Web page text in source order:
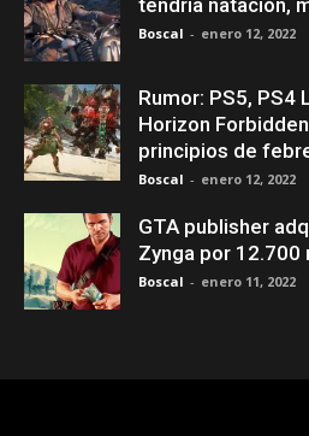
Boscal - enero 12, 2022
Rumor: PS5, PS4
Horizon
principios de
Boscal - enero 12, 2022
GTA publisher
Zynga por
Boscal - enero 11, 2022